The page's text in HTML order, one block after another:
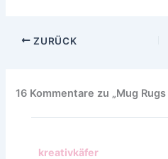
ZURÜCK
16 Kommentare zu „Mug
kreativkäfer